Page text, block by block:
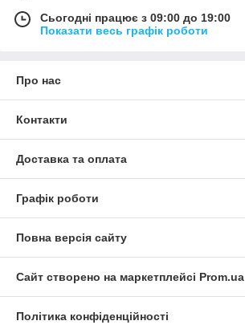
Сьогодні працює з 09:00 до 19:00
Показати весь графік роботи
Про нас
Контакти
Доставка та оплата
Графік роботи
Повна версія сайту
Сайт створено на маркетплейсі Prom.ua
Політика конфіденційності